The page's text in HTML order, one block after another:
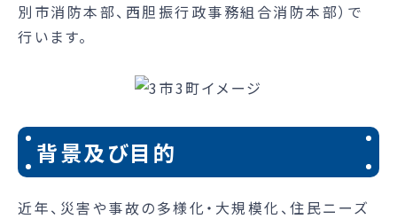
別市消防本部、西胆振行政事務組合消防本部）で
行います。
背景及び目的
近年、災害や事故の多様化・大規模化、住民ニーズ